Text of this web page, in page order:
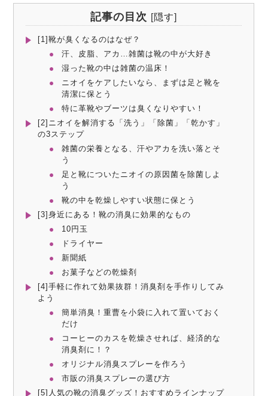
記事の目次 [隠す]
[1]靴が臭くなるのはなぜ？
汗、皮脂、アカ…雑菌は靴の中が大好き
湿った靴の中は雑菌の温床！
ニオイをケアしたいなら、まずは足と靴を
清潔に保とう
特に革靴やブーツは臭くなりやすい！
[2]ニオイを解消する「洗う」「除菌」「乾かす」
の3ステップ
雑菌の栄養となる、汗やアカを洗い落とそ
う
足と靴についたニオイの原因菌を除菌しよ
う
靴の中を乾燥しやすい状態に保とう
[3]身近にある！靴の消臭に効果的なもの
10円玉
ドライヤー
新聞紙
お菓子などの乾燥剤
[4]手軽に作れて効果抜群！消臭剤を手作りしてみ
よう
簡単消臭！重曹を小袋に入れて置いておく
だけ
コーヒーのカスを乾燥させれば、経済的な
消臭剤に！？
オリジナル消臭スプレーを作ろう
市販の消臭スプレーの選び方
[5]人気の靴の消臭グッズ！おすすめラインナップ